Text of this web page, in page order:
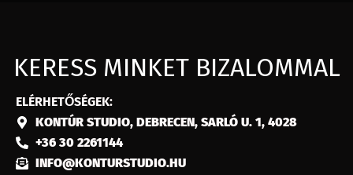
KERESS MINKET BIZALOMMAL
ELÉRHETŐSÉGEK:
KONTÚR STUDIO, DEBRECEN, SARLÓ U. 1, 4028
+36 30 2261144
INFO@KONTURSTUDIO.HU